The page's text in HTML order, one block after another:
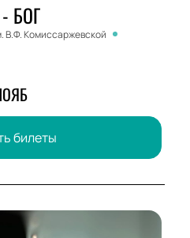
БОГ
В.Ф. Комиссаржевской
билеты